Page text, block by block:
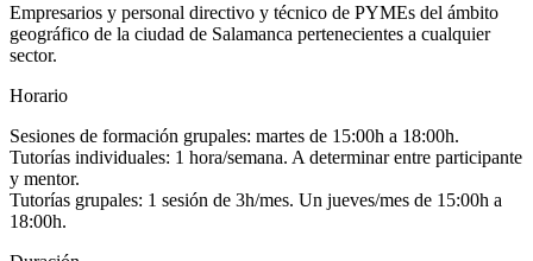
Empresarios y personal directivo y técnico de PYMEs del ámbito
geográfico de la ciudad de Salamanca pertenecientes a cualquier
sector.
Horario
Sesiones de formación grupales: martes de 15:00h a 18:00h.
Tutorías individuales: 1 hora/semana. A determinar entre participante
y mentor.
Tutorías grupales: 1 sesión de 3h/mes. Un jueves/mes de 15:00h a
18:00h.